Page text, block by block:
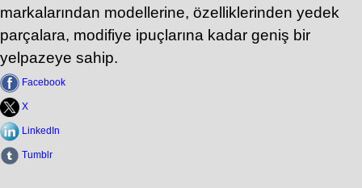
markalarından modellerine, özelliklerinden yedek
parçalara, modifiye ipuçlarına kadar geniş bir
yelpazeye sahip.
Facebook
X
LinkedIn
Tumblr